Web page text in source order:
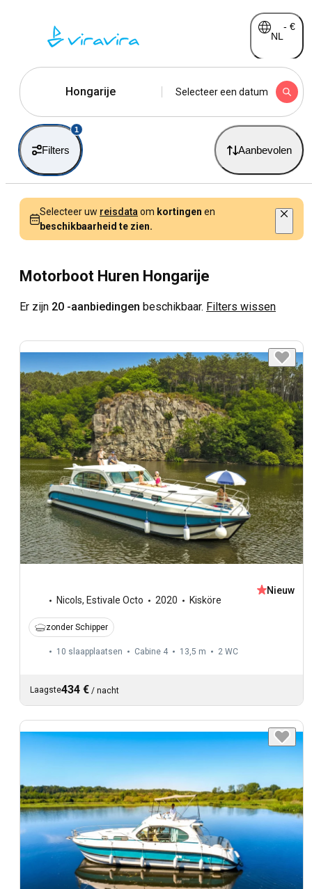
NL
- €
Hongarije Selecteer een datum
Filters
1
Aanbevolen
Selecteer uw reisdata om kortingen en
beschikbaarheid te zien.
Motorboot Huren Hongarije
Er zijn 20 -aanbiedingen beschikbaar. Filters wissen
Nicols, Estivale Octo 2020 Kisköre
Nieuw
zonder Schipper
10 slaapplaatsen Cabine 4 13,5 m 2 WC
Laagste434 € / nacht